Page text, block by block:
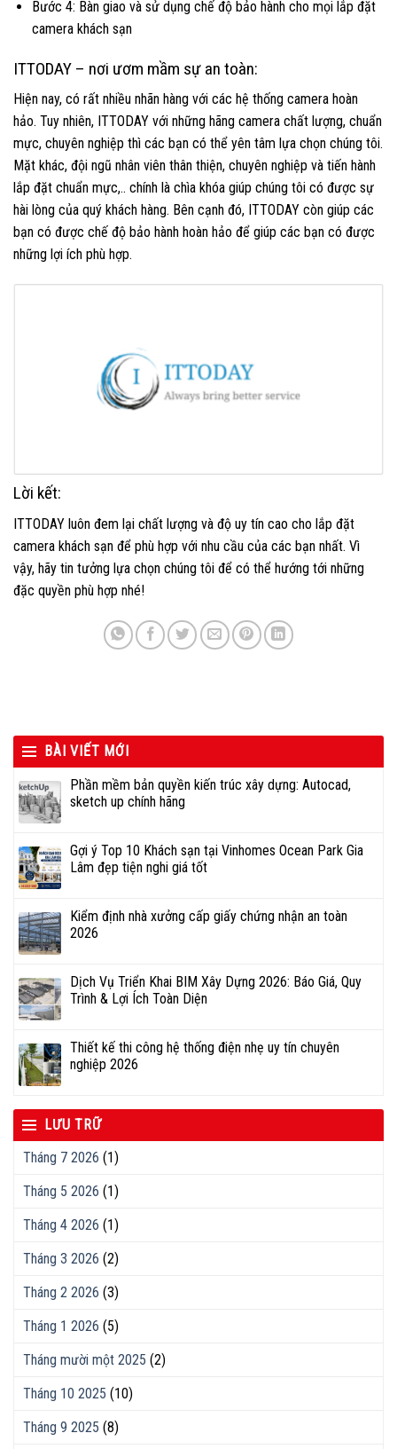
Bước 4: Bàn giao và sử dụng chế độ bảo hành cho mọi lắp đặt
camera khách sạn
ITTODAY – nơi ươm mầm sự an toàn:
Hiện nay, có rất nhiều nhãn hàng với các hệ thống camera hoàn
hảo. Tuy nhiên, ITTODAY với những hãng camera chất lượng, chuẩn
mực, chuyên nghiệp thì các bạn có thể yên tâm lựa chọn chúng tôi.
Mặt khác, đội ngũ nhân viên thân thiện, chuyên nghiệp và tiến hành
lắp đặt chuẩn mực,.. chính là chìa khóa giúp chúng tôi có được sự
hài lòng của quý khách hàng. Bên cạnh đó, ITTODAY còn giúp các
bạn có được chế độ bảo hành hoàn hảo để giúp các bạn có được
những lợi ích phù hợp.
Lời kết:
ITTODAY luôn đem lại chất lượng và độ uy tín cao cho lắp đặt
camera khách sạn để phù hợp với nhu cầu của các bạn nhất. Vì
vậy, hãy tin tưởng lựa chọn chúng tôi để có thể hướng tới những
đặc quyền phù hợp nhé!
BÀI VIẾT MỚI
Phần mềm bản quyền kiến trúc xây dựng: Autocad,
sketch up chính hãng
Gợi ý Top 10 Khách sạn tại Vinhomes Ocean Park Gia
Lâm đẹp tiện nghi giá tốt
Kiểm định nhà xưởng cấp giấy chứng nhận an toàn
2026
Dịch Vụ Triển Khai BIM Xây Dựng 2026: Báo Giá, Quy
Trình & Lợi Ích Toàn Diện
Thiết kế thi công hệ thống điện nhẹ uy tín chuyên
nghiệp 2026
LƯU TRỮ
Tháng 7 2026 (1)
Tháng 5 2026 (1)
Tháng 4 2026 (1)
Tháng 3 2026 (2)
Tháng 2 2026 (3)
Tháng 1 2026 (5)
Tháng mười một 2025 (2)
Tháng 10 2025 (10)
Tháng 9 2025 (8)